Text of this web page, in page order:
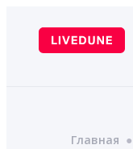
содержимому
Главная ●